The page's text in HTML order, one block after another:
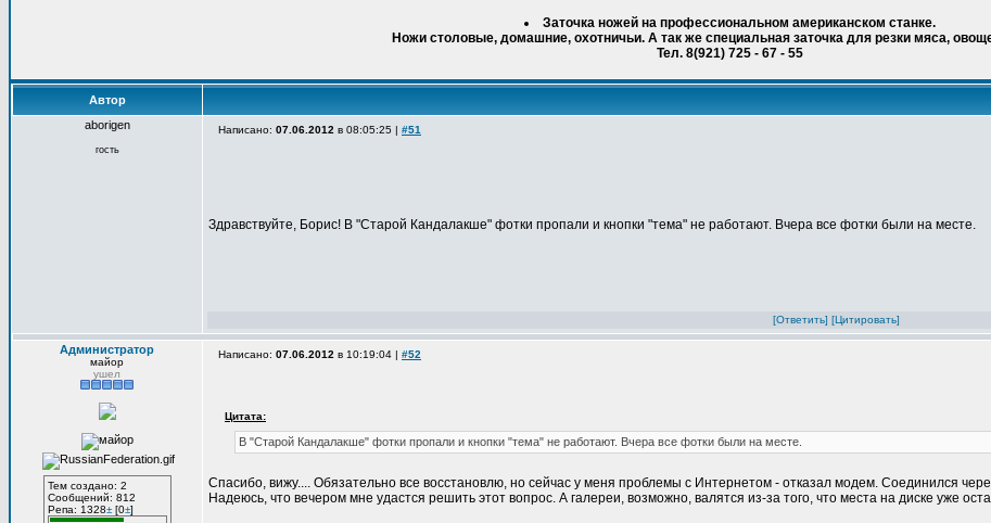
Заточка ножей на профессиональном американском станке.
Ножи столовые, домашние, охотничьи. А так же специальная заточка для резки мяса,
Тел. 8(921) 725 - 67 - 55
Автор
aborigen
гость
Написано: 07.06.2012 в 08:05:25 | #51
Здравствуйте, Борис! В "Старой Кандалакше" фотки пропали и кнопки "тема" не работают. Вчера все фотки были на месте.
[Ответить] [Цитировать]
Администратор
майор
ушел
Тем создано: 2
Сообщений: 812
Репа: 1328±[0±]
Написано: 07.06.2012 в 10:19:04 | #52
Цитата:
В "Старой Кандалакше" фотки пропали и кнопки "тема" не работают. Вчера все фотки были на месте.
Спасибо, вижу.... Обязательно все восстановлю, но сейчас у меня проблемы с Интернетом - отказал модем. Соединился
Надеюсь, что вечером мне удастся решить этот вопрос. А галереи, возможно, валятся из-за того, что места на диске уже